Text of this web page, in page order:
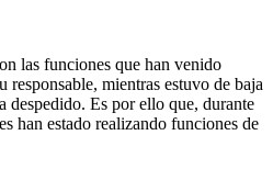
las funciones que han venido
responsable, mientras estuvo de baja
despedido. Es por ello que, durante
han estado realizando funciones de